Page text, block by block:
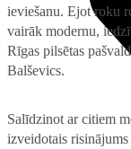
ieviešanu. Ejot roku
vairāk modernu,
Rīgas pilsētas
Balševics.
Salīdzinot ar citiem
izveidotais